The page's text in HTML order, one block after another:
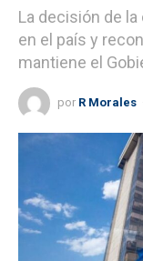
La decisión de
en el país y
mantiene el
por R Morales